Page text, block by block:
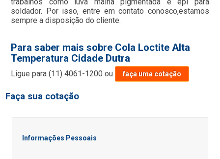
soldador. Por isso, entre em contato conosco,estamos
sempre a disposição do cliente.
Para saber mais sobre Cola Loctite Alta
Temperatura Cidade Dutra
Ligue para(11) 4061-1200 ou faça uma cotação
Faça sua cotação
Informações Pessoais